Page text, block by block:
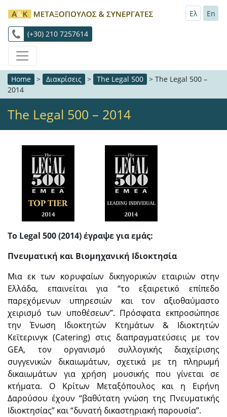
(+30) 210 7257614
Ελ En
Home > Διακρίσεις > The Legal 500 > The Legal 500 –
2014
The Legal 500 – 2014
To Legal 500 (2014) έγραψε για εμάς:
Πνευματική και Βιομηχανική Ιδιοκτησία
Μια εκ των κορυφαίων δικηγορικών εταιριών στην
Ελλάδα, επαινείται για “το εξαιρετικό επίπεδο
παρεχόμενων υπηρεσιών και τον αξιοθαύμαστο
χειρισμό των υποθέσεων”. Πρόσφατα εκπροσώπησε
την Ένωση Ιδιοκτητών Κτημάτων & Ιδιοκτητών
Κεϊτερινγκ (Catering) στις διαπραγματεύσεις με τον
GEA, τον οργανισμό συλλογικής διαχείρισης
συγγενικών δικαιωμάτων, σχετικά με τη πληρωμή
δικαιωμάτων για χρήση μουσικής που γίνεται σε
κτήματα. Ο Κρίτων Μεταξόπουλος και η Ειρήνη
Δαρούσου έχουν “βαθύτατη γνώση της Πνευματικής
Ιδιοκτησίας” και “δυνατή δικαστηριακή παρουσία”.